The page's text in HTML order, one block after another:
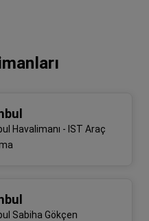
Havalimanı - IST Araç
Sabiha Gökçen